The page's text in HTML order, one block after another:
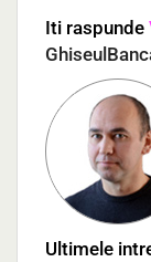
Iti raspunde
Ultimele